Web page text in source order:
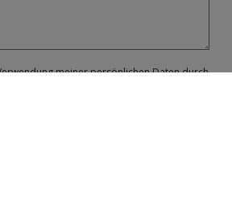
meiner persönlichen Daten durch